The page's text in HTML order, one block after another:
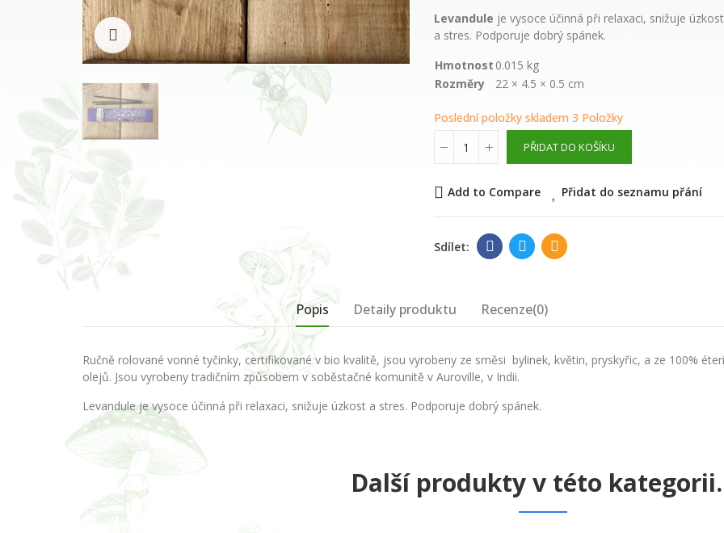
Klikněte pro zvětšení
Levandule je vysoce účinná při relaxaci, snižuje úzkost
a stres. Podporuje dobrý spánek.
Hmotnost 0.015 kg
Rozměry
22 × 4.5 × 0.5 cm
Poslední položky skladem 3 Položky
PŘIDAT DO KOŠÍKU
Add to Compare Přidat do seznamu přání
Popis Detaily produktu Recenze(0)
Ručně rolované vonné tyčinky, certifikované v bio kvalitě, jsou vyrobeny ze směsi bylinek, květin, pryskyřic, a ze 100%
olejů. Jsou vyrobeny tradičním způsobem v soběstačné komunitě v Auroville, v Indii.
Levandule je vysoce účinná při relaxaci, snižuje úzkost a stres. Podporuje dobrý spánek.
květinová voda
210,00 Kč
Další produkty v této